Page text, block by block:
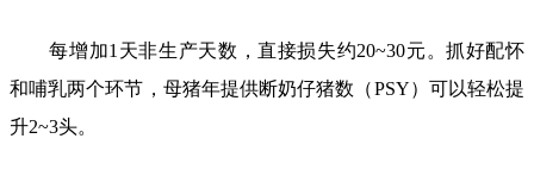
每增加1天非生产天数，直接损失约20~30元。抓好配怀
和哺乳两个环节，母猪年提供断奶仔猪数（PSY）可以轻松提
升2~3头。